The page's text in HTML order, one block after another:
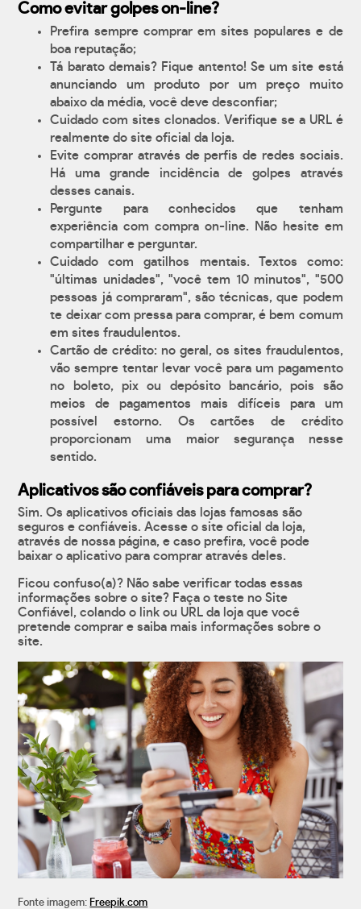
Como evitar golpes on-line?
Prefira sempre comprar em sites populares e de
boa reputação;
Tá barato demais? Fique antento! Se um site está
anunciando um produto por um preço muito
abaixo da média, você deve desconfiar;
Cuidado com sites clonados. Verifique se a URL é
realmente do site oficial da loja.
Evite comprar através de perfis de redes sociais.
Há uma grande incidência de golpes através
desses canais.
Pergunte para conhecidos que tenham
experiência com compra on-line. Não hesite em
compartilhar e perguntar.
Cuidado com gatilhos mentais. Textos como:
"últimas unidades", "você tem 10 minutos", "500
pessoas já compraram", são técnicas, que podem
te deixar com pressa para comprar, é bem comum
em sites fraudulentos.
Cartão de crédito: no geral, os sites fraudulentos,
vão sempre tentar levar você para um pagamento
no boleto, pix ou depósito bancário, pois são
meios de pagamentos mais difíceis para um
possível estorno. Os cartões de crédito
proporcionam uma maior segurança nesse
sentido.
Aplicativos são confiáveis para comprar?
Sim. Os aplicativos oficiais das lojas famosas são
seguros e confiáveis. Acesse o site oficial da loja,
através de nossa página, e caso prefira, você pode
baixar o aplicativo para comprar através deles.
Ficou confuso(a)? Não sabe verificar todas essas
informações sobre o site? Faça o teste no Site
Confiável, colando o link ou URL da loja que você
pretende comprar e saiba mais informações sobre o
site.
Fonte imagem: Freepik.com